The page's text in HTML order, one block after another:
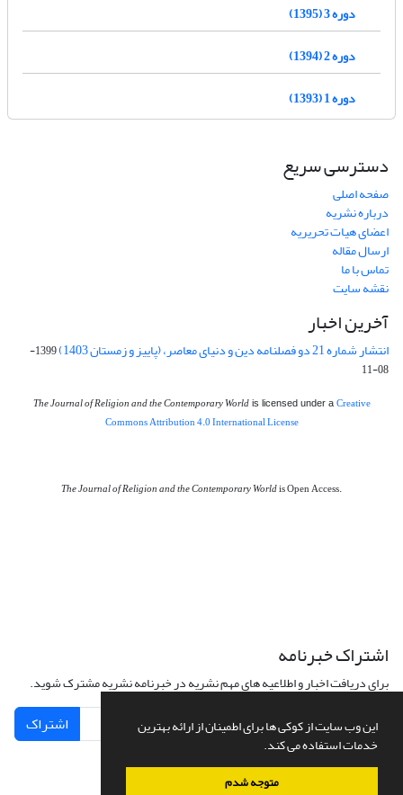
این وب سایت از کوکی ها برای اطمینان از ارائه بهترین
خدمات استفاده می کند.
متوجه شدم
دوره 3 (1395)
دوره 2 (1394)
دوره 1 (1393)
دسترسی سریع
صفحه اصلی
درباره نشریه
اعضای هیات تحریریه
ارسال مقاله
تماس با ما
نقشه سایت
آخرین اخبار
انتشار شماره 21 دو فصلنامه دین و دنیای معاصر، (پاییز و زمستان 1403)
1399-
08-11
The Journal of Religion and the Contemporary Worldis licensed under a Creative
Commons Attribution 4.0 International License
The Journal of Religion and the Contemporary Worldis Open Access.
اشتراک خبرنامه
برای دریافت اخبار و اطلاعیه های مهم نشریه در خبرنامه نشریه مشترک شوید.
اشتراک